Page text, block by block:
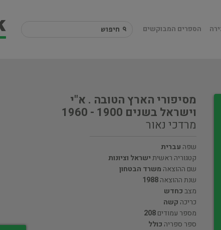
הספרים המבוקשים
מסיפורי הארץ הטובה . א"י
וישראל בשנים 1900 - 1960
מרדכי נאור
שפה עברית
קטגוריה ראשיתישראל וציונות
שם ההוצאה משרד הבטחון
שנת ההוצאה1988
מצבכחדש
כריכה קשה
מספר עמודים208
ספר ספריה כולל